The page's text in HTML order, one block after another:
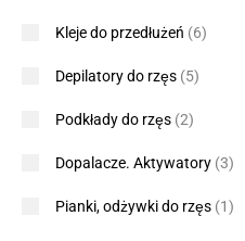
Kleje do przedłużeń (6)
Depilatory do rzęs (5)
Podkłady do rzęs (2)
Dopalacze. Aktywatory (3)
Pianki, odżywki do rzęs (1)